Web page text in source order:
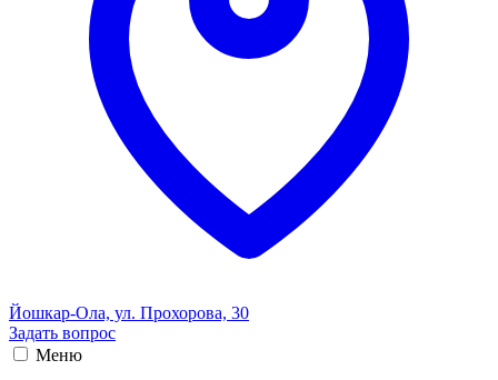
Йошкар-Ола, ул. Прохорова, 30
Задать вопрос
Меню